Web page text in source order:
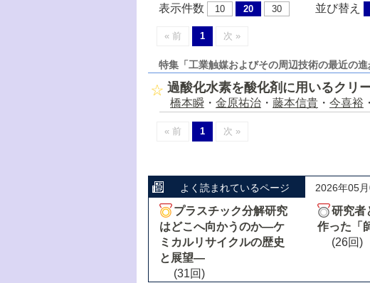
表示件数 10 20 30 並び替え
« 前 1 次 »
特集「工業触媒およびその周辺技術の最近の進
過酸化水素を酸化剤に用いるクリ
橋本瞬 ・ 金原祐治 ・ 藤本信貴 ・ 今喜裕 ・
« 前 1 次 »
よく読まれているページ 2026年05
プラスチック分解研究
はどこへ向かうのか―ケ
ミカルリサイクルの歴史
と展望―
(31回)
研究者
作った「
(26回)